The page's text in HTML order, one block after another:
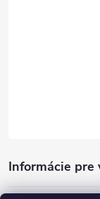
Informácie pre